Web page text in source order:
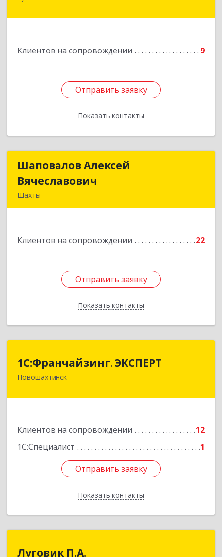
Клиентов на сопровождении 9
Отправить заявку
Показать контакты
Отправить заявку
Назад
Шаповалов Алексей
Вячеславович
Шахты
Клиентов на сопровождении 22
Отправить заявку
Показать контакты
Шаповалов Алексей
Отправить заявку
Назад
1С:Франчайзинг. ЭКСПЕРТ
Новошахтинск
Клиентов на сопровождении
12
1С:Специалист
1
Отправить заявку
Показать контакты
1С:Франчайзинг. ЭКСПЕРТ
346901, Ростовская обл, Новошахтинск г,
Отправить заявку
Назад
Луговик П.А.